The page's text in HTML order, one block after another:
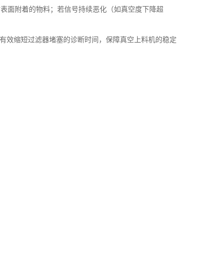
面附着的物料；若信号持续恶化（如真空度下降超
效缩短过滤器堵塞的诊断时间，保障真空上料机的稳定